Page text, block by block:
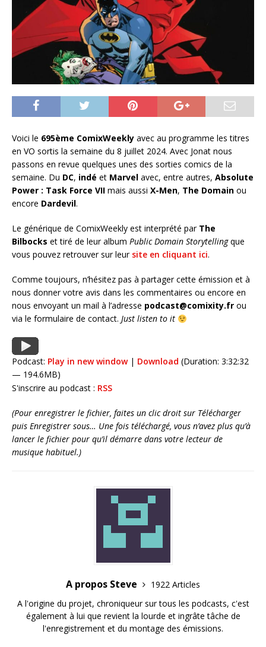
Voici le 695ème ComixWeekly avec au programme les titres
en VO sortis la semaine du 8 juillet 2024. Avec Jonat nous
passons en revue quelques unes des sorties comics de la
semaine. Du DC, indé et Marvel avec, entre autres, Absolute
Power : Task Force VII mais aussi X-Men, The Domain ou
encore Dardevil.
Le générique de ComixWeekly est interprété par The
Bilbocks et tiré de leur album Public Domain Storytellingque
vous pouvez retrouver sur leur site en cliquant ici.
Comme toujours, n’hésitez pas à partager cette émission et à
nous donner votre avis dans les commentaires ou encore en
nous envoyant un mail à l’adresse podcast@comixity.fr ou
via le formulaire de contact. Just listen to it
Podcast: Play in new window| Download (Duration: 3:32:32
— 194.6MB)
S'inscrire au podcast : RSS
(Pour enregistrer le fichier, faites un clic droit sur Télécharger
puis Enregistrer sous… Une fois téléchargé, vous n’avez plus qu’à
lancer le fichier pour qu’il démarre dans votre lecteur de
musique habituel.)
A propos Steve
1922 Articles
A l'origine du projet, chroniqueur sur tous les podcasts, c'est
également à lui que revient la lourde et ingrâte tâche de
l'enregistrement et du montage des émissions.